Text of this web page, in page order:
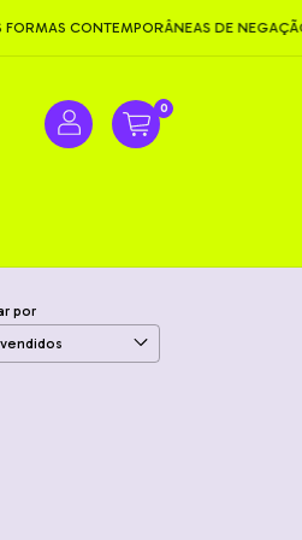
CONTEMPORÂNEAS DE NEGAÇÃO
0
por